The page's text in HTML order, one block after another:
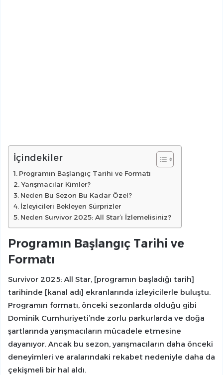
İçindekiler
Programın Başlangıç Tarihi ve Formatı
Yarışmacılar Kimler?
Neden Bu Sezon Bu Kadar Özel?
İzleyicileri Bekleyen Sürprizler
Neden Survivor 2025: All Star’ı İzlemelisiniz?
Programın Başlangıç Tarihi ve
Formatı
Survivor 2025: All Star, [programın başladığı tarih]
tarihinde [kanal adı] ekranlarında izleyicilerle buluştu.
Programın formatı, önceki sezonlarda olduğu gibi
Dominik Cumhuriyeti’nde zorlu parkurlarda ve doğa
şartlarında yarışmacıların mücadele etmesine
dayanıyor. Ancak bu sezon, yarışmacıların daha önceki
deneyimleri ve aralarındaki rekabet nedeniyle daha da
çekişmeli bir hal aldı.